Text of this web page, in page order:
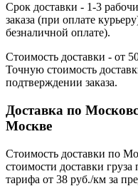
Срок доставки - 1-3
заказа (при оплате
безналичной оплате).
Стоимость доставки - от
Точную стоимость
подтверждении заказа.
Доставка по
Москве
Стоимость доставки по
стоимости доставки
тарифа от 38 руб./км за